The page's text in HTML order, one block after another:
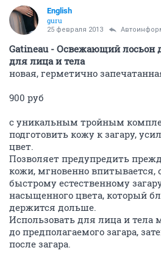
English
guru
25 февраля 2013
Gatineau - Освежающий лосьон
для лица и тела
новая, герметично
900 руб
c уникальным тройным
подготовить кожу к загару,
цвет.
Позволяет предупредить
кожи, мгновенно впитывается,
быстрому естественному
насыщенного цвета, который
держится дольше.
Использовать для лица и
до предполагаемого загара,
после загара.